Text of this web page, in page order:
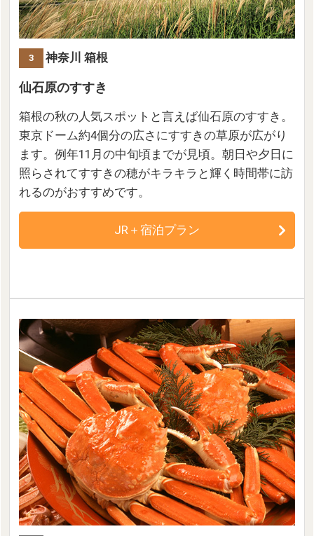
3
神奈川 箱根
仙石原のすすき
箱根の秋の人気スポットと言えば仙石原のすすき。
東京ドーム約4個分の広さにすすきの草原が広がり
ます。例年11月の中旬頃までが見頃。朝日や夕日に
照らされてすすきの穂がキラキラと輝く時間帯に訪
れるのがおすすめです。
JR＋宿泊プラン